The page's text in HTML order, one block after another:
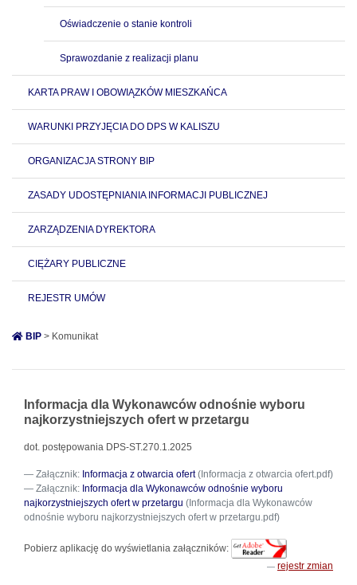
Oświadczenie o stanie kontroli
Sprawozdanie z realizacji planu
KARTA PRAW I OBOWIĄZKÓW MIESZKAŃCA
WARUNKI PRZYJĘCIA DO DPS W KALISZU
ORGANIZACJA STRONY BIP
ZASADY UDOSTĘPNIANIA INFORMACJI PUBLICZNEJ
ZARZĄDZENIA DYREKTORA
CIĘŻARY PUBLICZNE
REJESTR UMÓW
BIP > Komunikat
Informacja dla Wykonawców odnośnie wyboru
najkorzystniejszych ofert w przetargu
dot. postępowania DPS-ST.270.1.2025
Załącznik: Informacja z otwarcia ofert(Informacja z otwarcia ofert.pdf)
Załącznik: Informacja dla Wykonawców odnośnie wyboru
najkorzystniejszych ofert w przetargu (Informacja dla Wykonawców
odnośnie wyboru najkorzystniejszych ofert w przetargu.pdf)
Pobierz aplikację do wyświetlania załączników:
rejestr zmian